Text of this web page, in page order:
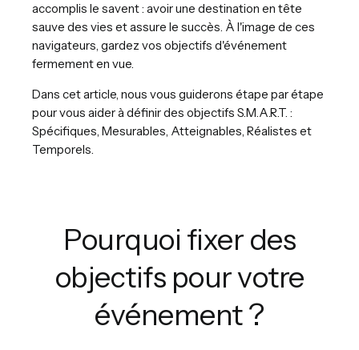
accomplis le savent : avoir une destination en tête
sauve des vies et assure le succès. À l'image de ces
navigateurs, gardez vos objectifs d'événement
fermement en vue.
Dans cet article, nous vous guiderons étape par étape
pour vous aider à définir des objectifs S.M.A.R.T. :
Spécifiques, Mesurables, Atteignables, Réalistes et
Temporels.
Pourquoi fixer des
objectifs pour votre
événement ?